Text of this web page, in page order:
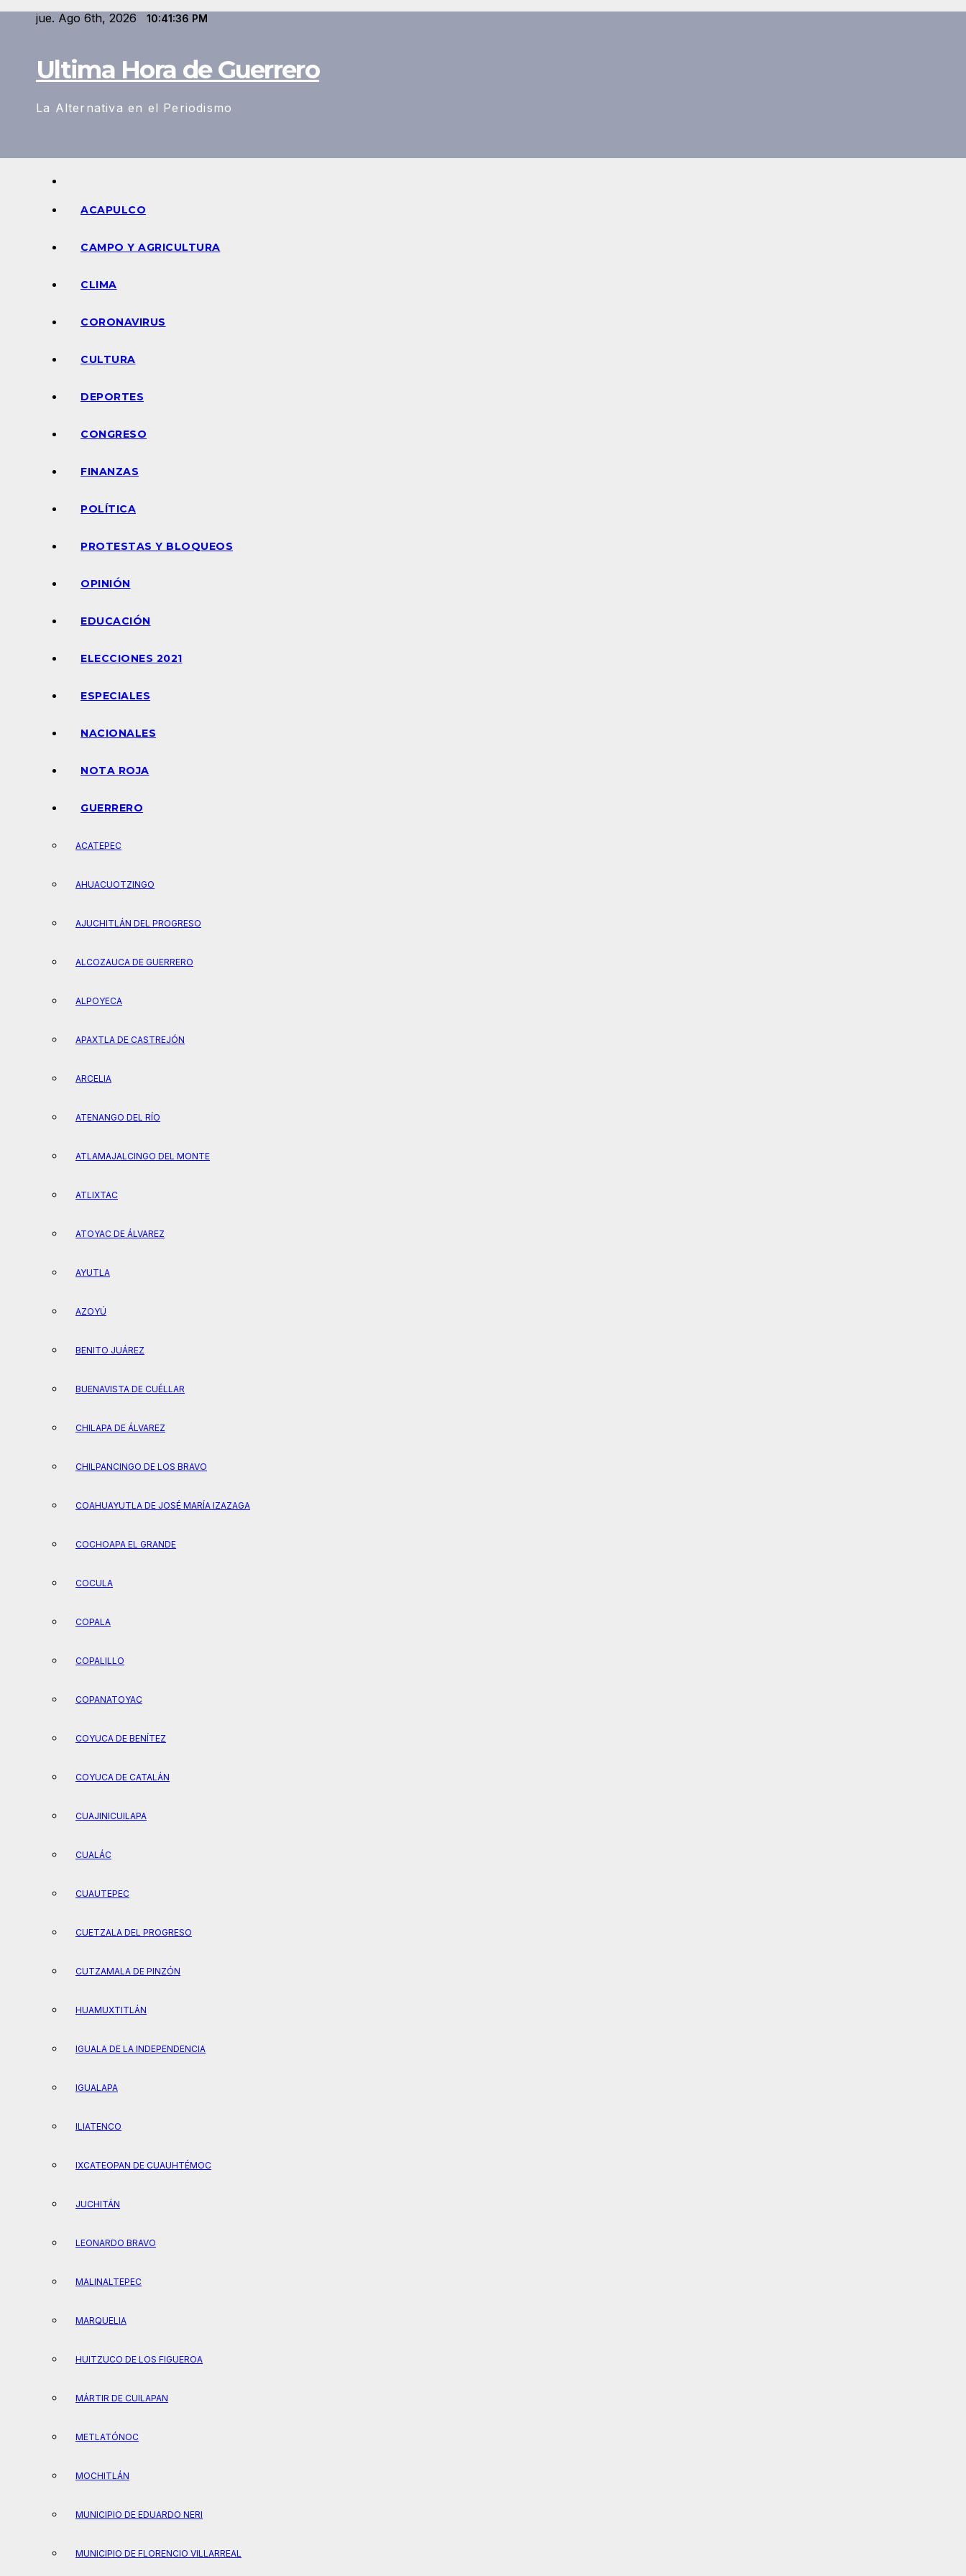
Saltar
jue. Ago 6th, 2026 10:41:37 PM
Ultima Hora de Guerrero
La Alternativa en el Periodismo
ACAPULCO
CAMPO Y AGRICULTURA
CLIMA
CORONAVIRUS
CULTURA
DEPORTES
CONGRESO
FINANZAS
POLÍTICA
PROTESTAS Y BLOQUEOS
OPINIÓN
EDUCACIÓN
ELECCIONES 2021
ESPECIALES
NACIONALES
NOTA ROJA
GUERRERO
ACATEPEC
AHUACUOTZINGO
AJUCHITLÁN DEL PROGRESO
ALCOZAUCA DE GUERRERO
ALPOYECA
APAXTLA DE CASTREJÓN
ARCELIA
ATENANGO DEL RÍO
ATLAMAJALCINGO DEL MONTE
ATLIXTAC
ATOYAC DE ÁLVAREZ
AYUTLA
AZOYÚ
BENITO JUÁREZ
BUENAVISTA DE CUÉLLAR
CHILAPA DE ÁLVAREZ
CHILPANCINGO DE LOS BRAVO
COAHUAYUTLA DE JOSÉ MARÍA IZAZAGA
COCHOAPA EL GRANDE
COCULA
COPALA
COPALILLO
COPANATOYAC
COYUCA DE BENÍTEZ
COYUCA DE CATALÁN
CUAJINICUILAPA
CUALÁC
CUAUTEPEC
CUETZALA DEL PROGRESO
CUTZAMALA DE PINZÓN
HUAMUXTITLÁN
IGUALA DE LA INDEPENDENCIA
IGUALAPA
ILIATENCO
IXCATEOPAN DE CUAUHTÉMOC
JUCHITÁN
LEONARDO BRAVO
MALINALTEPEC
MARQUELIA
HUITZUCO DE LOS FIGUEROA
MÁRTIR DE CUILAPAN
METLATÓNOC
MOCHITLÁN
MUNICIPIO DE EDUARDO NERI
MUNICIPIO DE FLORENCIO VILLARREAL